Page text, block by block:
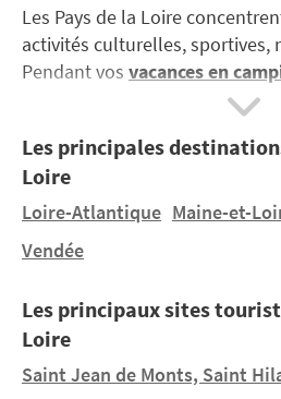
Les Pays de la Loire
activités culturelles, sportives,
Pendant vos vacances en
dans l’ouest de la France,
Guérande,Nantes, Saumur…
également d’immenses marais
Marais Breton au nord de la
mondial de l’UNESCO, recense
mobil home dans uncamping
Pays de Loire
Les principales
Loire
Loire-Atlantique Maine-et-
Vendée
Les principaux sites
Loire
Saint Jean de Monts, Saint